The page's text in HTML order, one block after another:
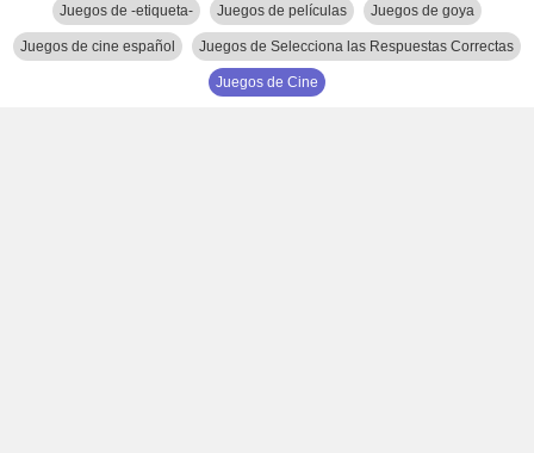
Juegos de -etiqueta- Juegos de películas Juegos de goya
Juegos de cine español Juegos de Selecciona las Respuestas Correctas
Juegos de Cine